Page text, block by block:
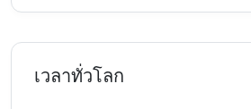
เวลาทั่วโลก